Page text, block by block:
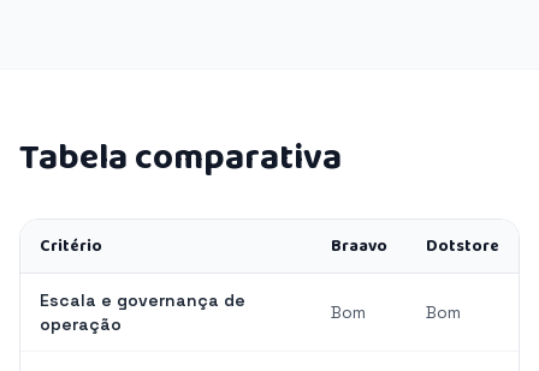
Tabela comparativa
Critério Braavo Dotstore
Escala e governança de
operação
Bom Bom